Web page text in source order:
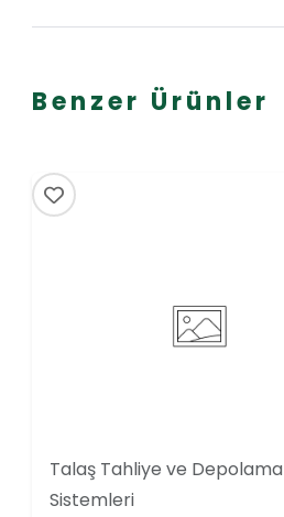
Benzer Ürünler
Talaş Tahliye ve Depolama
Sistemleri